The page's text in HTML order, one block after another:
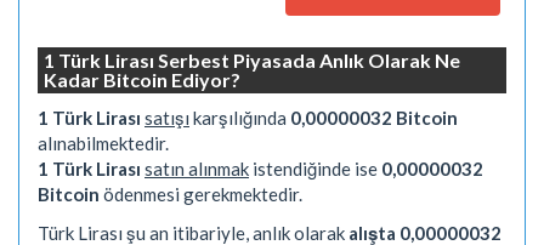
1 Türk Lirası Serbest Piyasada Anlık Olarak Ne
Kadar Bitcoin Ediyor?
1 Türk Lirası satışı karşılığında 0,00000032 Bitcoin
alınabilmektedir.
1 Türk Lirası satın alınmak istendiğinde ise 0,00000032
Bitcoin ödenmesi gerekmektedir.
Türk Lirası şu an itibariyle, anlık olarak alışta 0,00000032